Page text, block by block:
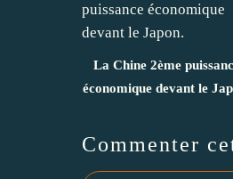
La Chine 2ème
économique devant le
Commenter